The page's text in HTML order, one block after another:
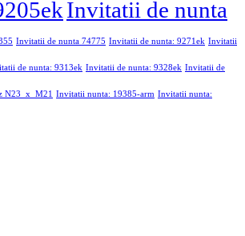
Invitatii de nunta
Invitatii de nunta 74775 Invitatii de nunta: 9271ek Invitatii
de nunta: 9313ek Invitatii de nunta: 9328ek Invitatii de
N23_x_M21 Invitatii nunta: 19385-arm Invitatii nunta: